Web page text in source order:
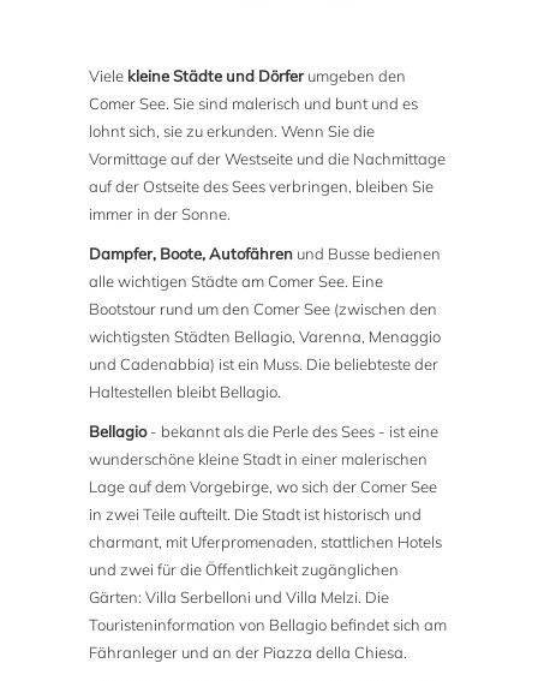
Viele kleine Städte und Dörferumgeben den
Comer See. Sie sind malerisch und bunt und es
lohnt sich, sie zu erkunden. Wenn Sie die
Vormittage auf der Westseite und die Nachmittage
auf der Ostseite des Sees verbringen, bleiben Sie
immer in der Sonne.
Dampfer, Boote, Autofähren und Busse bedienen
alle wichtigen Städte am Comer See. Eine
Bootstour rund um den Comer See (zwischen den
wichtigsten Städten Bellagio, Varenna, Menaggio
und Cadenabbia) ist ein Muss. Die beliebteste der
Haltestellen bleibt Bellagio.
Bellagio- bekannt als die Perle des Sees - ist eine
wunderschöne kleine Stadt in einer malerischen
Lage auf dem Vorgebirge, wo sich der Comer See
in zwei Teile aufteilt. Die Stadt ist historisch und
charmant, mit Uferpromenaden, stattlichen Hotels
und zwei für die Öffentlichkeit zugänglichen
Gärten: Villa Serbelloni und Villa Melzi. Die
Touristeninformation von Bellagio befindet sich am
Fähranleger und an der Piazza della Chiesa.